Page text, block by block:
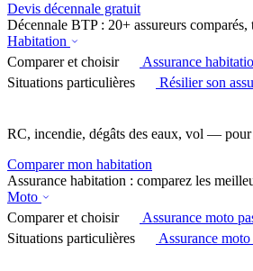
Devis décennale gratuit
Décennale BTP : 20+ assureurs
Habitation
Comparer et choisir
Assurance
Situations particulières
Résilier son
RC, incendie, dégâts des eaux, vol —
Comparer mon habitation
Assurance habitation : comparez les
Moto
Comparer et choisir
Assurance moto
Situations particulières
Assurance